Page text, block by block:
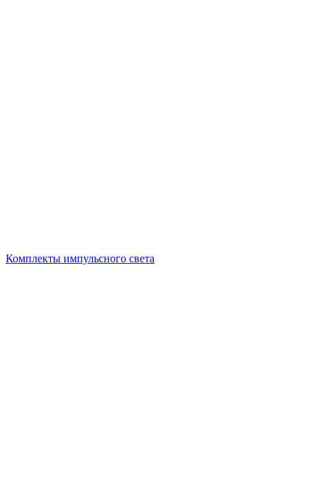
Комплекты импульсного света